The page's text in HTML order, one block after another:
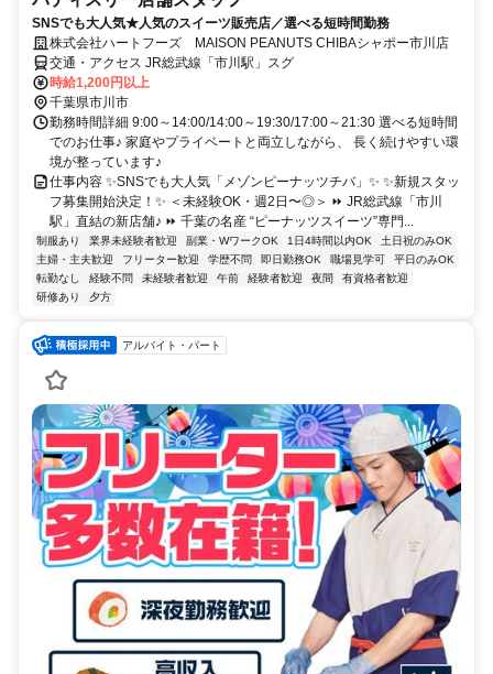
SNSでも大人気★人気のスイーツ販売店／選べる短時間勤務
株式会社ハートフーズ MAISON PEANUTS CHIBAシャポー市川店
交通・アクセス JR総武線「市川駅」スグ
時給1,200円以上
千葉県市川市
勤務時間詳細 9:00～14:00/14:00～19:30/17:00～21:30 選べる短時間
でのお仕事♪ 家庭やプライベートと両立しながら、 長く続けやすい環
境が整っています♪
仕事内容 ✨SNSでも大人気「メゾンピーナッツチバ」✨ ✨新規スタッ
フ募集開始決定！✨ ＜未経験OK・週2日〜◎＞ ⏩ JR総武線「市川
駅」直結の新店舗♪ ⏩ 千葉の名産 “ピーナッツスイーツ”専門...
制服あり 業界未経験者歓迎 副業・WワークOK 1日4時間以内OK
土日祝のみOK
主婦・主夫歓迎
フリーター歓迎 学歴不問 即日勤務OK 職場見学可
平日のみOK
転勤なし
経験不問 未経験者歓迎 午前 経験者歓迎 夜間
有資格者歓迎
研修あり
夕方
アルバイト・パート